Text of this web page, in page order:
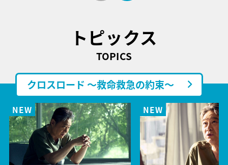
トピックス
TOPICS
クロスロード ～救命救急の約束～